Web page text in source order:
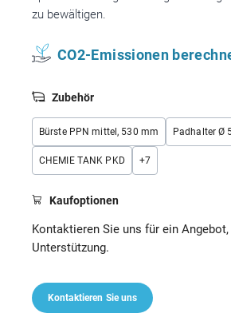
zu bewältigen.
CO2-Emissionen
Zubehör
Bürste PPN mittel, 530 mm Padhalter Ø
CHEMIE TANK PKD +7
Kaufoptionen
Kontaktieren Sie uns für ein
Unterstützung.
Kontaktieren Sie uns